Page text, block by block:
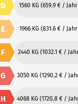
D 1560 KG (659.9 € /
E 1966 KG (831.6 € /
F 2440 KG (1032.1 € /
G 3050 KG (1290.2 € /
H 4068 KG (1720.8 € /